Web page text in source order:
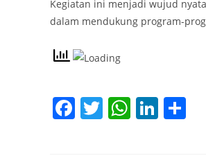
Kegiatan ini menjadi wujud
dalam mendukung program-
F T W Li